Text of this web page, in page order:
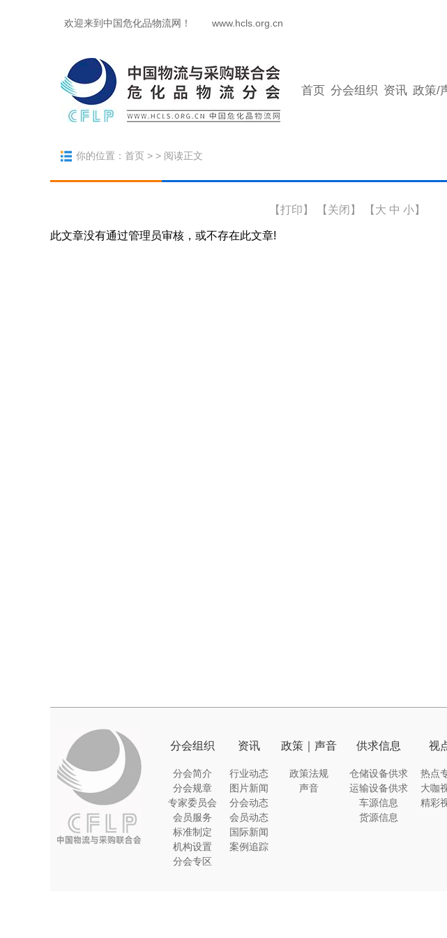
欢迎来到中国危化品物流网！ www.hcls.org.cn
首页 分会组织 资讯 政策/
你的位置： 首页 > > 阅读正文
【打印 】 【关闭】 【 大 中 小】
此文章没有通过管理员审核，或不存在此文章!
分会组织
分会简介
分会规章
专家委员会
会员服务
标准制定
机构设置
分会专区
资讯
行业动态
图片新闻
分会动态
会员动态
国际新闻
案例追踪
政策｜声音
政策法规
声音
供求信息
仓储设备供求
运输设备供求
车源信息
货源信息
视
热点
大咖
精彩